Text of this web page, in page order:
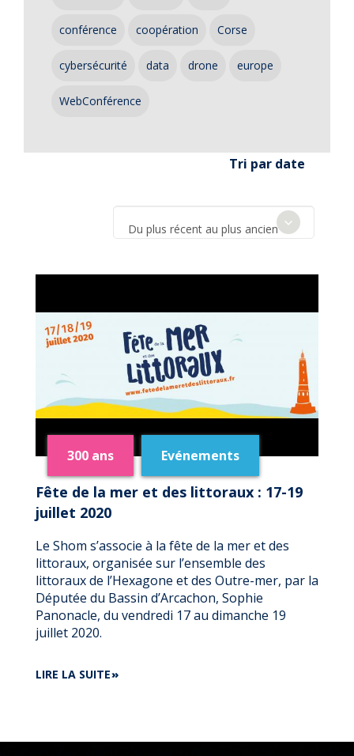
conférence coopération Corse
cybersécurité data drone europe
WebConférence
Tri par date
Du plus récent au plus ancien
300 ans Evénements
Fête de la mer et des littoraux : 17-19
juillet 2020
Le Shom s’associe à la fête de la mer et des
littoraux, organisée sur l’ensemble des
littoraux de l’Hexagone et des Outre-mer, par la
Députée du Bassin d’Arcachon, Sophie
Panonacle, du vendredi 17 au dimanche 19
juillet 2020.
LIRE LA SUITEDE